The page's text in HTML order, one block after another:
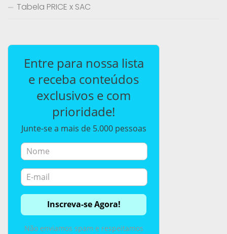
Tabela PRICE x SAC
Entre para nossa lista
e receba conteúdos
exclusivos e com
prioridade!
Junte-se a mais de 5.000 pessoas
Não enviamos spam e respeitamos